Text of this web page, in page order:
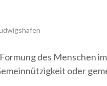
des Menschen
oder